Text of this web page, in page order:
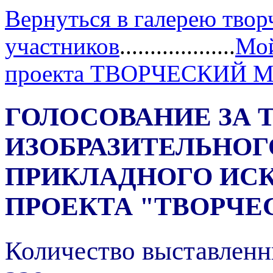
Вернуться в галерею
участников...................
проекта ТВОРЧЕСКИЙ
ГОЛОСОВАНИЕ ЗА
ПРИКЛАДНОГО
ПРОЕКТА
Количество